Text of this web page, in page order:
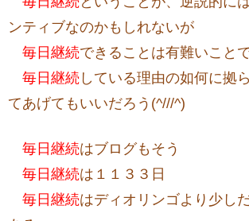
ンティブなのかもしれないが
毎日継続できることは有難いこと
毎日継続 している理由の如何に拠
てあげてもいいだろう(^///^)
毎日継続はブログもそう
毎日継続は１１３３日
毎日継続はディオリンゴより少し